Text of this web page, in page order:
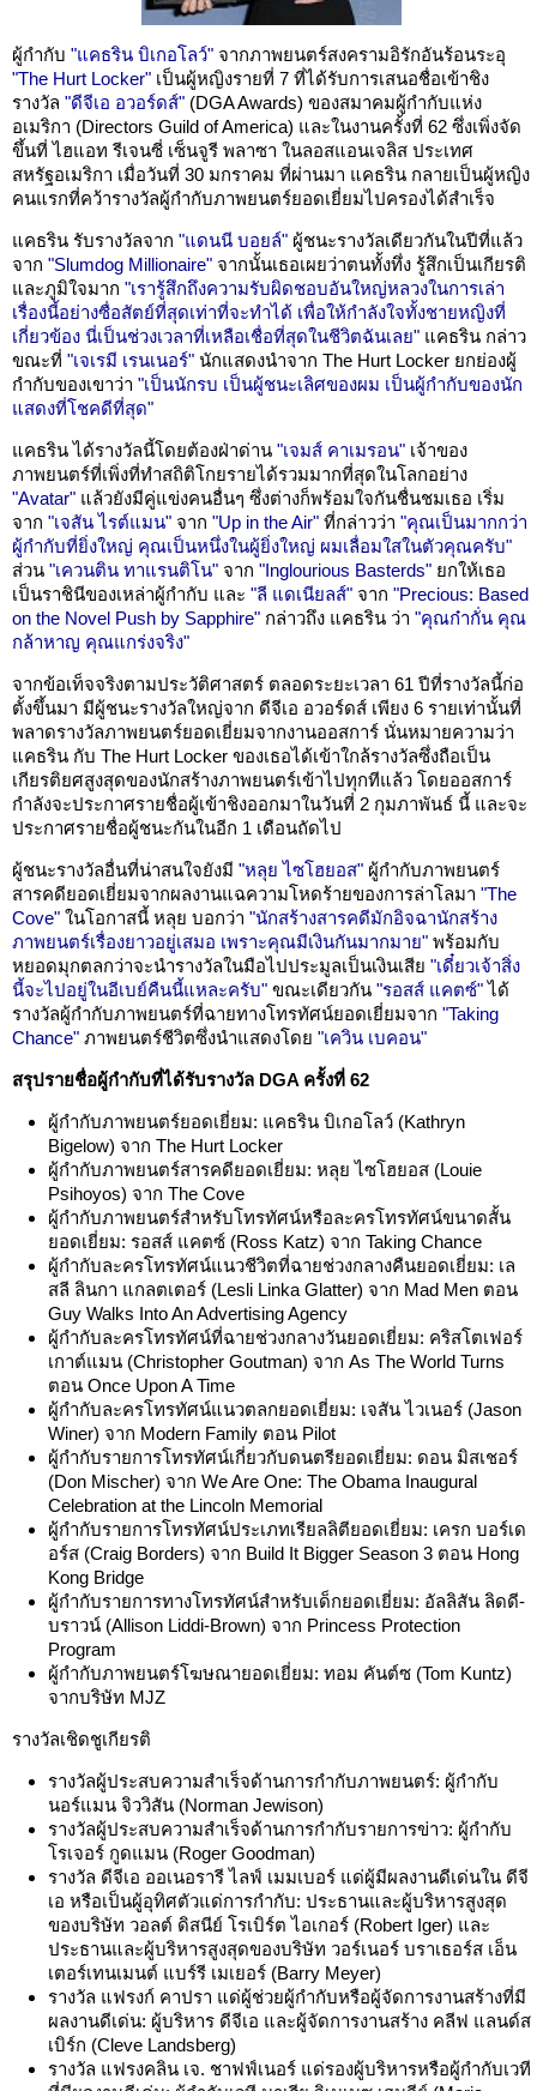
ผู้กำกับ "แคธริน บิเกอโลว์" จากภาพยนตร์สงครามอิรักอันร้อนระอุ
"The Hurt Locker" เป็นผู้หญิงรายที่ 7 ที่ได้รับการเสนอชื่อเข้าชิง
รางวัล "ดีจีเอ อวอร์ดส์" (DGA Awards) ของสมาคมผู้กำกับแห่ง
อเมริกา (Directors Guild of America) และในงานครั้งที่ 62 ซึ่งเพิ่งจัด
ขึ้นที่ ไฮแอท รีเจนซี่ เซ็นจูรี พลาซา ในลอสแอนเจลิส ประเทศ
สหรัฐอเมริกา เมื่อวันที่ 30 มกราคม ที่ผ่านมา แคธริน กลายเป็นผู้หญิง
คนแรกที่คว้ารางวัลผู้กำกับภาพยนตร์ยอดเยี่ยมไปครองได้สำเร็จ
แคธริน รับรางวัลจาก "แดนนี บอยล์" ผู้ชนะรางวัลเดียวกันในปีที่แล้ว
จาก "Slumdog Millionaire" จากนั้นเธอเผยว่าตนทั้งทึ่ง รู้สึกเป็นเกียรติ
และภูมิใจมาก "เรารู้สึกถึงความรับผิดชอบอันใหญ่หลวงในการเล่า
เรื่องนี้อย่างซื่อสัตย์ที่สุดเท่าที่จะทำได้ เพื่อให้กำลังใจทั้งชายหญิงที่
เกี่ยวข้อง นี่เป็นช่วงเวลาที่เหลือเชื่อที่สุดในชีวิตฉันเลย" แคธริน กล่าว
ขณะที่ "เจเรมี เรนเนอร์" นักแสดงนำจาก The Hurt Locker ยกย่องผู้
กำกับของเขาว่า "เป็นนักรบ เป็นผู้ชนะเลิศของผม เป็นผู้กำกับของนัก
แสดงที่โชคดีที่สุด"
แคธริน ได้รางวัลนี้โดยต้องฝ่าด่าน "เจมส์ คาเมรอน" เจ้าของ
ภาพยนตร์ที่เพิ่งที่ทำสถิติโกยรายได้รวมมากที่สุดในโลกอย่าง
"Avatar" แล้วยังมีคู่แข่งคนอื่นๆ ซึ่งต่างก็พร้อมใจกันชื่นชมเธอ เริ่ม
จาก "เจสัน ไรต์แมน" จาก "Up in the Air" ที่กล่าวว่า "คุณเป็นมากกว่า
ผู้กำกับที่ยิ่งใหญ่ คุณเป็นหนึ่งในผู้ยิ่งใหญ่ ผมเลื่อมใสในตัวคุณครับ"
ส่วน "เควนติน ทาแรนติโน" จาก "Inglourious Basterds" ยกให้เธอ
เป็นราชินีของเหล่าผู้กำกับ และ "ลี แดเนียลส์" จาก "Precious: Based
on the Novel Push by Sapphire" กล่าวถึง แคธริน ว่า "คุณก๋ากั่น คุณ
กล้าหาญ คุณแกร่งจริง"
จากข้อเท็จจริงตามประวัติศาสตร์ ตลอดระยะเวลา 61 ปีที่รางวัลนี้ก่อ
ตั้งขึ้นมา มีผู้ชนะรางวัลใหญ่จาก ดีจีเอ อวอร์ดส์ เพียง 6 รายเท่านั้นที่
พลาดรางวัลภาพยนตร์ยอดเยี่ยมจากงานออสการ์ นั่นหมายความว่า
แคธริน กับ The Hurt Locker ของเธอได้เข้าใกล้รางวัลซึ่งถือเป็น
เกียรติยศสูงสุดของนักสร้างภาพยนตร์เข้าไปทุกทีแล้ว โดยออสการ์
กำลังจะประกาศรายชื่อผู้เข้าชิงออกมาในวันที่ 2 กุมภาพันธ์ นี้ และจะ
ประกาศรายชื่อผู้ชนะกันในอีก 1 เดือนถัดไป
ผู้ชนะรางวัลอื่นที่น่าสนใจยังมี "หลุย ไซโฮยอส" ผู้กำกับภาพยนตร์
สารคดียอดเยี่ยมจากผลงานแฉความโหดร้ายของการล่าโลมา "The
Cove" ในโอกาสนี้ หลุย บอกว่า "นักสร้างสารคดีมักอิจฉานักสร้าง
ภาพยนตร์เรื่องยาวอยู่เสมอ เพราะคุณมีเงินกันมากมาย" พร้อมกับ
หยอดมุกตลกว่าจะนำรางวัลในมือไปประมูลเป็นเงินเสีย "เดี๋ยวเจ้าสิ่ง
นี้จะไปอยู่ในอีเบย์คืนนี้แหละครับ" ขณะเดียวกัน "รอสส์ แคตซ์"ได้
รางวัลผู้กำกับภาพยนตร์ที่ฉายทางโทรทัศน์ยอดเยี่ยมจาก "Taking
Chance" ภาพยนตร์ชีวิตซึ่งนำแสดงโดย "เควิน เบคอน"
สรุปรายชื่อผู้กำกับที่ได้รับรางวัล DGA ครั้งที่ 62
ผู้กำกับภาพยนตร์ยอดเยี่ยม: แคธริน บิเกอโลว์ (Kathryn
Bigelow) จาก The Hurt Locker
ผู้กำกับภาพยนตร์สารคดียอดเยี่ยม: หลุย ไซโฮยอส (Louie
Psihoyos) จาก The Cove
ผู้กำกับภาพยนตร์สำหรับโทรทัศน์หรือละครโทรทัศน์ขนาดสั้น
ยอดเยี่ยม: รอสส์ แคตซ์ (Ross Katz) จาก Taking Chance
ผู้กำกับละครโทรทัศน์แนวชีวิตที่ฉายช่วงกลางคืนยอดเยี่ยม: เล
สลี ลินกา แกลตเตอร์ (Lesli Linka Glatter) จาก Mad Men ตอน
Guy Walks Into An Advertising Agency
ผู้กำกับละครโทรทัศน์ที่ฉายช่วงกลางวันยอดเยี่ยม: คริสโตเฟอร์
เกาต์แมน (Christopher Goutman) จาก As The World Turns
ตอน Once Upon A Time
ผู้กำกับละครโทรทัศน์แนวตลกยอดเยี่ยม: เจสัน ไวเนอร์ (Jason
Winer) จาก Modern Family ตอน Pilot
ผู้กำกับรายการโทรทัศน์เกี่ยวกับดนตรียอดเยี่ยม: ดอน มิสเชอร์
(Don Mischer) จาก We Are One: The Obama Inaugural
Celebration at the Lincoln Memorial
ผู้กำกับรายการโทรทัศน์ประเภทเรียลลิตียอดเยี่ยม: เครก บอร์เด
อร์ส (Craig Borders) จาก Build It Bigger Season 3 ตอน Hong
Kong Bridge
ผู้กำกับรายการทางโทรทัศน์สำหรับเด็กยอดเยี่ยม: อัลลิสัน ลิดดี-
บราวน์ (Allison Liddi-Brown) จาก Princess Protection
Program
ผู้กำกับภาพยนตร์โฆษณายอดเยี่ยม: ทอม คันต์ซ (Tom Kuntz)
จากบริษัท MJZ
รางวัลเชิดชูเกียรติ
รางวัลผู้ประสบความสำเร็จด้านการกำกับภาพยนตร์: ผู้กำกับ
นอร์แมน จิววิสัน (Norman Jewison)
รางวัลผู้ประสบความสำเร็จด้านการกำกับรายการข่าว: ผู้กำกับ
โรเจอร์ กูดแมน (Roger Goodman)
รางวัล ดีจีเอ ออเนอรารี ไลฟ์ เมมเบอร์ แด่ผู้มีผลงานดีเด่นใน ดีจี
เอ หรือเป็นผู้อุทิศตัวแด่การกำกับ: ประธานและผู้บริหารสูงสุด
ของบริษัท วอลต์ ดิสนีย์ โรเบิร์ต ไอเกอร์ (Robert Iger) และ
ประธานและผู้บริหารสูงสุดของบริษัท วอร์เนอร์ บราเธอร์ส เอ็น
เตอร์เทนเมนต์ แบร์รี เมเยอร์ (Barry Meyer)
รางวัล แฟรงก์ คาปรา แด่ผู้ช่วยผู้กำกับหรือผู้จัดการงานสร้างที่มี
ผลงานดีเด่น: ผู้บริหาร ดีจีเอ และผู้จัดการงานสร้าง คลีฟ แลนด์ส
เบิร์ก (Cleve Landsberg)
รางวัล แฟรงคลิน เจ. ชาฟฟ์เนอร์ แด่รองผู้บริหารหรือผู้กำกับเวที